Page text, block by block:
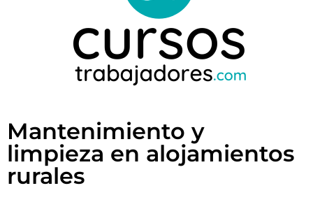
Mantenimiento y
limpieza en alojamientos
rurales